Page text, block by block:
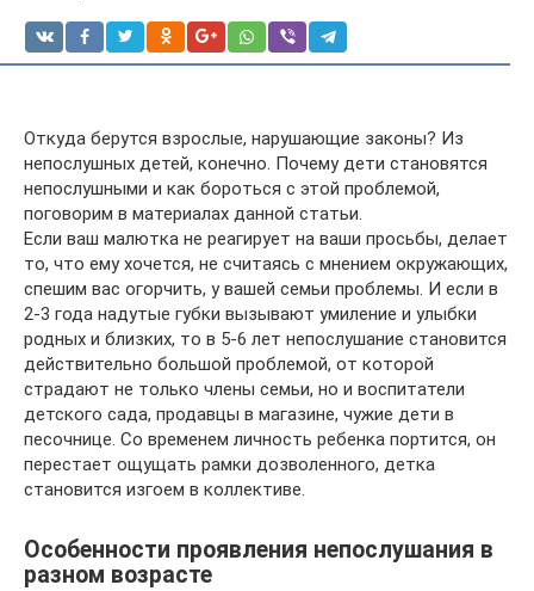
Откуда берутся взрослые, нарушающие законы? Из
непослушных детей, конечно. Почему дети становятся
непослушными и как бороться с этой проблемой,
поговорим в материалах данной статьи.
Если ваш малютка не реагирует на ваши просьбы, делает
то, что ему хочется, не считаясь с мнением окружающих,
спешим вас огорчить, у вашей семьи проблемы. И если в
2-3 года надутые губки вызывают умиление и улыбки
родных и близких, то в 5-6 лет непослушание становится
действительно большой проблемой, от которой
страдают не только члены семьи, но и воспитатели
детского сада, продавцы в магазине, чужие дети в
песочнице. Со временем личность ребенка портится, он
перестает ощущать рамки дозволенного, детка
становится изгоем в коллективе.
Особенности проявления непослушания в
разном возрасте